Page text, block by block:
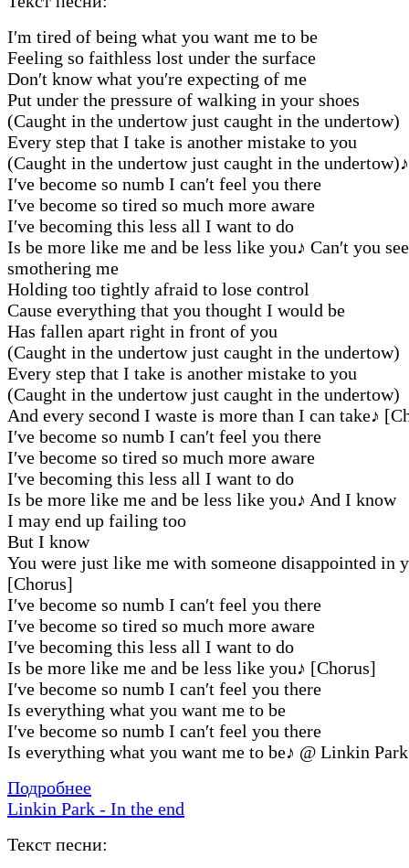
I′m tired of being what you want me to be
Feeling so faithless lost under the surface
Don′t know what you′re expecting of me
Put under the pressure of walking in your shoes
(Caught in the undertow just caught in the undertow)
Every step that I take is another mistake to you
(Caught in the undertow just caught in the undertow)♪
I′ve become so numb I can′t feel you there
I′ve become so tired so much more aware
I′ve becoming this less all I want to do
Is be more like me and be less like you♪ Can′t you
smothering me
Holding too tightly afraid to lose control
Cause everything that you thought I would be
Has fallen apart right in front of you
(Caught in the undertow just caught in the undertow)
Every step that I take is another mistake to you
(Caught in the undertow just caught in the undertow)
And every second I waste is more than I can take♪
I′ve become so numb I can′t feel you there
I′ve become so tired so much more aware
I′ve becoming this less all I want to do
Is be more like me and be less like you♪ And I know
I may end up failing too
But I know
You were just like me with someone disappointed in
[Chorus]
I′ve become so numb I can′t feel you there
I′ve become so tired so much more aware
I′ve becoming this less all I want to do
Is be more like me and be less like you♪ [Chorus]
I′ve become so numb I can′t feel you there
Is everything what you want me to be
I′ve become so numb I can′t feel you there
Is everything what you want me to be♪ @ Linkin Park
Подробнее
Linkin Park - In the end
Текст песни: